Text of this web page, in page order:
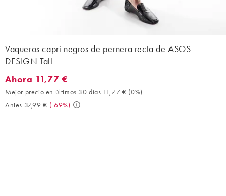
Vaqueros capri negros de pernera recta de ASOS
DESIGN Tall
Ahora 11,77 €. Mejor precio en últimos 30 días 11,77 € (0%).
Ahora 11,77 €
Mejor precio en últimos 30 días 11,77 € (0%)
Antes 37,99 € (-69%)